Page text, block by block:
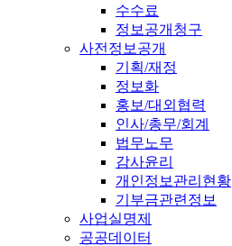
수수료
정보공개청구
사전정보공개
기획/재정
정보화
홍보/대외협력
인사/총무/회계
법무노무
감사윤리
개인정보관리현황
기부금관련정보
사업실명제
공공데이터